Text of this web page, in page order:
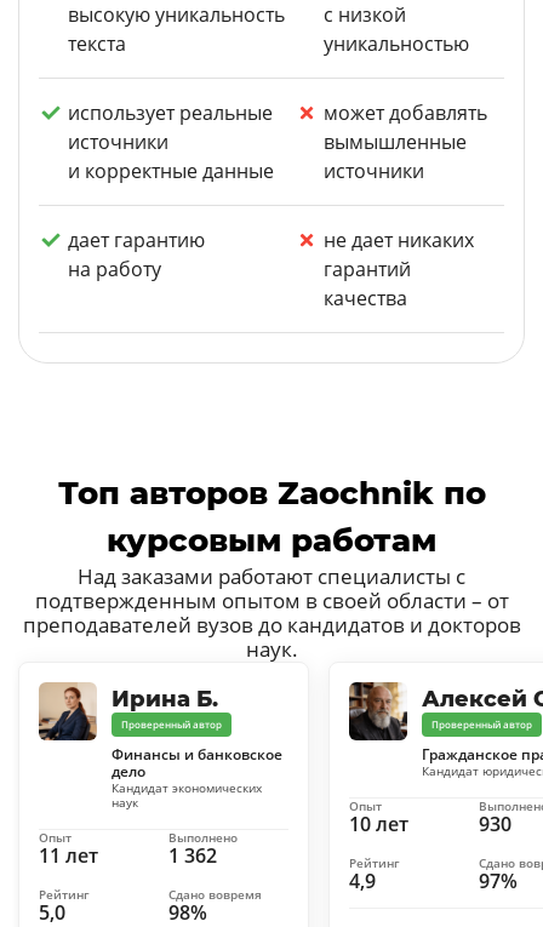
высокую уникальность
текста
с низкой
уникальностью
использует реальные
источники
и корректные данные
может добавлять
вымышленные
источники
дает гарантию
на работу
не дает никаких
гарантий
качества
Топ авторов Zaochnik по
курсовым работам
Над заказами работают специалисты с
подтвержденным опытом в своей области – от
преподавателей вузов до кандидатов и докторов
наук.
Ирина Б.
Проверенный автор
Финансы и банковское
дело
Кандидат экономических
наук
11 лет
Опыт
1 362
Выполнено
5,0
Рейтинг
98%
Сдано вовремя
Алексей
Проверенный автор
Гражданское
Кандидат
10 лет
Опыт
930
4,9
Рейтинг
97%
Сдано